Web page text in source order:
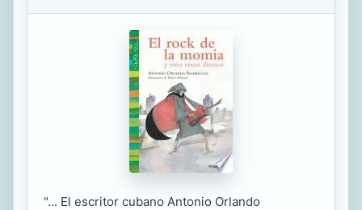
"... El escritor cubano Antonio Orlando